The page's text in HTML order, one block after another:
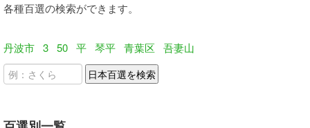
各種百選の検索ができます。
丹波市 3 50 平 琴平 青葉区 吾妻山